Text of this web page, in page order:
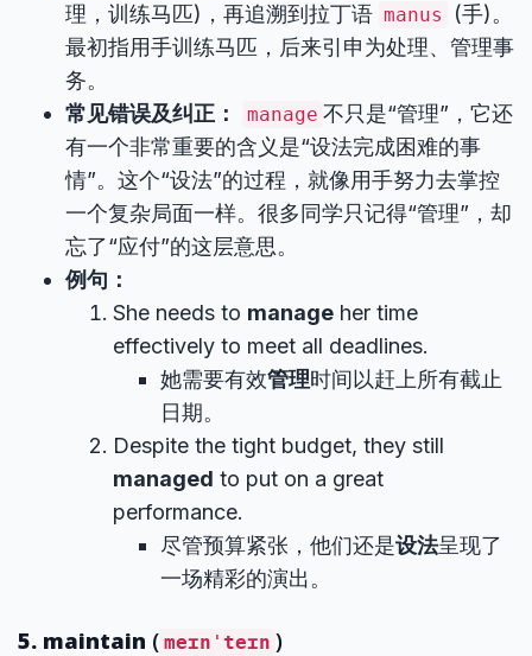
理，训练马匹)，再追溯到拉丁语 manus
(手)。
最初指用手训练马匹，后来引申为处理、管理事
务。
常见错误及纠正：
manage 不只是“管理”，它还
有一个非常重要的含义是“设法完成困难的事
情”。这个“设法”的过程，就像用手努力去掌控
一个复杂局面一样。很多同学只记得“管理”，却
忘了“应付”的这层意思。
例句：
She needs to manage her time
effectively to meet all deadlines.
她需要有效管理时间以赶上所有截止
日期。
Despite the tight budget, they still
managed to put on a great
performance.
尽管预算紧张，他们还是设法呈现了
一场精彩的演出。
5. maintain ( meɪnˈteɪn )